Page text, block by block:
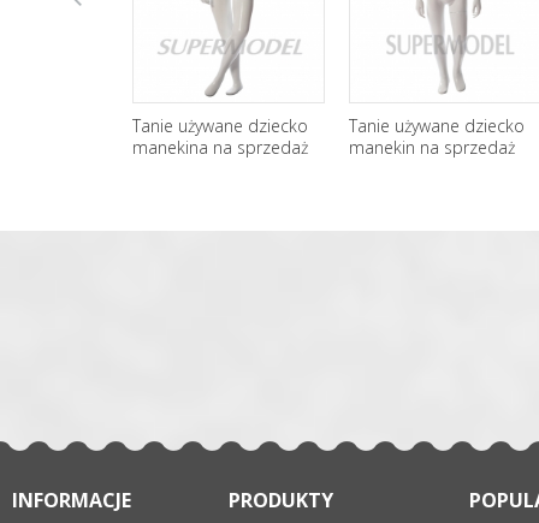
Tanie używane dziecko
manekina na sprzedaż
Tanie używane dziecko
manekin na sprzedaż
INFORMACJE PRODUKTY